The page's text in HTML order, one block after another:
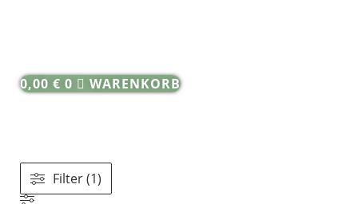
0,00 € 0 WARENKORB
Filter (1)